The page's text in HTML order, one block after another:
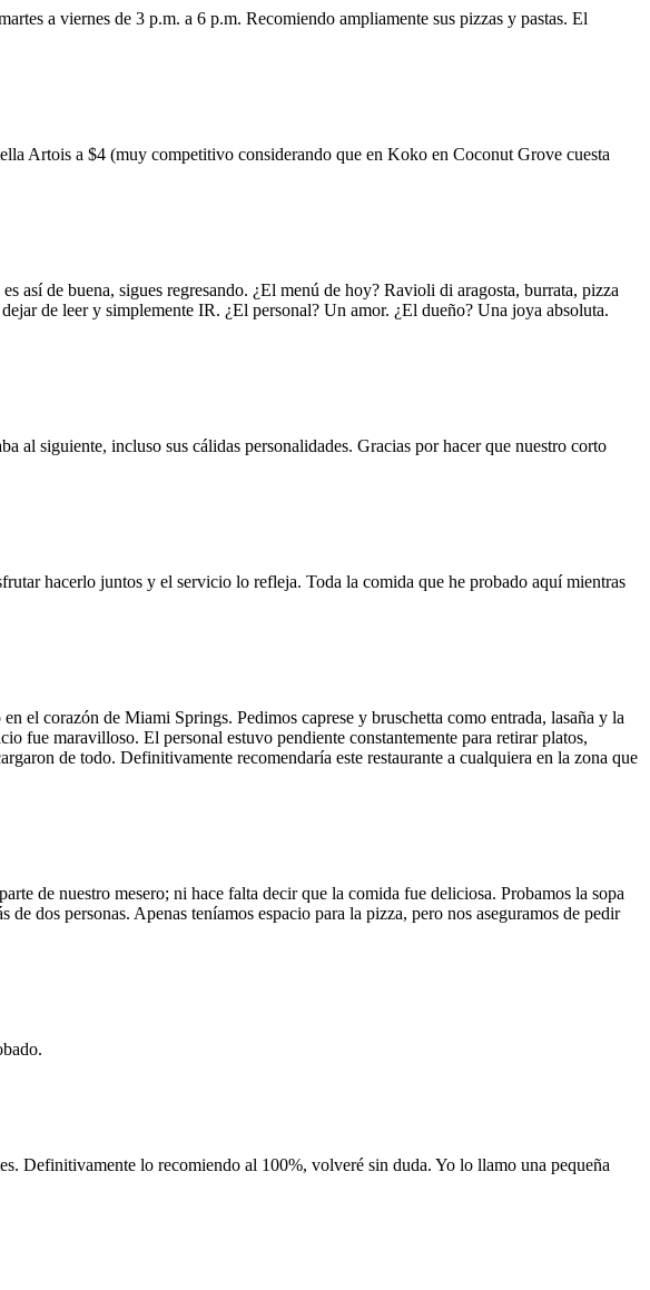
a viernes de 3 p.m. a 6 p.m. Recomiendo ampliamente sus pizzas y pastas. El
Artois a $4 (muy competitivo considerando que en Koko en Coconut Grove cuesta
así de buena, sigues regresando. ¿El menú de hoy? Ravioli di aragosta, burrata, pizza
de leer y simplemente IR. ¿El personal? Un amor. ¿El dueño? Una joya absoluta.
al siguiente, incluso sus cálidas personalidades. Gracias por hacer que nuestro corto
hacerlo juntos y el servicio lo refleja. Toda la comida que he probado aquí mientras
el corazón de Miami Springs. Pedimos caprese y bruschetta como entrada, lasaña y la
fue maravilloso. El personal estuvo pendiente constantemente para retirar platos,
de todo. Definitivamente recomendaría este restaurante a cualquiera en la zona que
de nuestro mesero; ni hace falta decir que la comida fue deliciosa. Probamos la sopa
dos personas. Apenas teníamos espacio para la pizza, pero nos aseguramos de pedir
Definitivamente lo recomiendo al 100%, volveré sin duda. Yo lo llamo una pequeña